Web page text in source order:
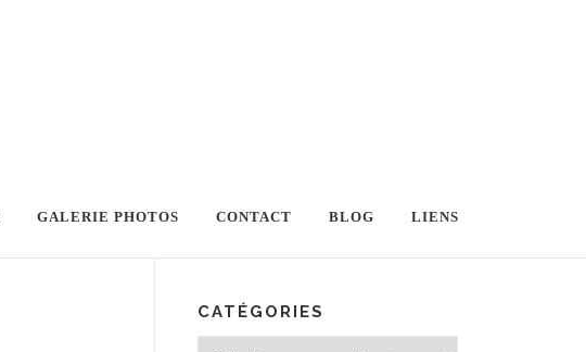
GALERIE PHOTOS CONTACT BLOG LIENS
CATÉGORIES